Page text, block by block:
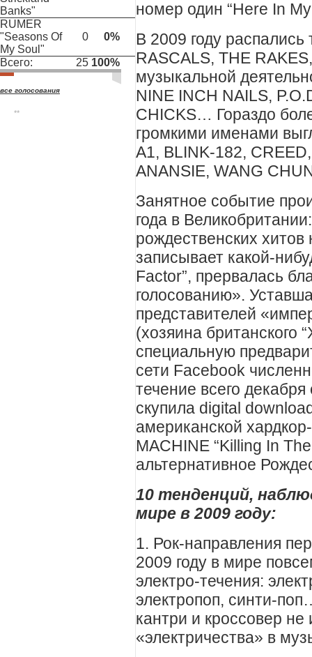
Banks"
RUMER
"Seasons Of
My Soul"
0 0%
Всего: 25 100%
все голосования
**
номер один “Here In
В 2009 году распались
RASCALS, THE
музыкальной
NINE INCH NAILS,
CHICKS… Гораздо
громкими именами
A1, BLINK-182,
ANANSIE, WANG
Занятное событие
года в
рождественских
записывает какой-
Factor”, прервалась
голосованию».
представителей
(хозяина британского
специальную
сети Facebook
течение всего
скупила digital
американской
MACHINE “Killing In
альтернативное
10 тенденций,
мире в 2009 году:
1. Рок-направления
2009 году в мире
электро-течения:
электропоп, синти-
кантри и кроссовер
«электричества» в